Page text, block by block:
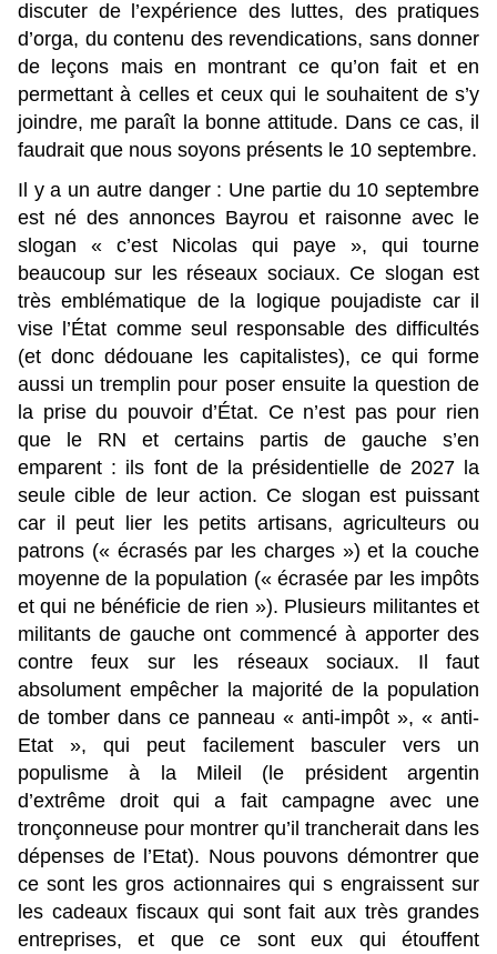
discuter de l’expérience des luttes, des pratiques
d’orga, du contenu des revendications, sans donner
de leçons mais en montrant ce qu’on fait et en
permettant à celles et ceux qui le souhaitent de s’y
joindre, me paraît la bonne attitude. Dans ce cas, il
faudrait que nous soyons présents le 10 septembre.
Il y a un autre danger : Une partie du 10 septembre
est né des annonces Bayrou et raisonne avec le
slogan « c’est Nicolas qui paye », qui tourne
beaucoup sur les réseaux sociaux. Ce slogan est
très emblématique de la logique poujadiste car il
vise l’État comme seul responsable des difficultés
(et donc dédouane les capitalistes), ce qui forme
aussi un tremplin pour poser ensuite la question de
la prise du pouvoir d’État. Ce n’est pas pour rien
que le RN et certains partis de gauche s’en
emparent : ils font de la présidentielle de 2027 la
seule cible de leur action. Ce slogan est puissant
car il peut lier les petits artisans, agriculteurs ou
patrons (« écrasés par les charges ») et la couche
moyenne de la population (« écrasée par les impôts
et qui ne bénéficie de rien »). Plusieurs militantes et
militants de gauche ont commencé à apporter des
contre feux sur les réseaux sociaux. Il faut
absolument empêcher la majorité de la population
de tomber dans ce panneau « anti-impôt », « anti-
Etat », qui peut facilement basculer vers un
populisme à la Mileil (le président argentin
d’extrême droit qui a fait campagne avec une
tronçonneuse pour montrer qu’il trancherait dans les
dépenses de l’Etat). Nous pouvons démontrer que
ce sont les gros actionnaires qui s engraissent sur
les cadeaux fiscaux qui sont fait aux très grandes
entreprises, et que ce sont eux qui étouffent